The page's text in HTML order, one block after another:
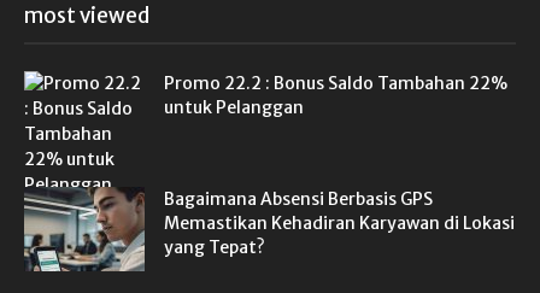
most viewed
Promo 22.2 : Bonus Saldo Tambahan 22%
untuk Pelanggan
Bagaimana Absensi Berbasis GPS
Memastikan Kehadiran Karyawan di Lokasi
yang Tepat?